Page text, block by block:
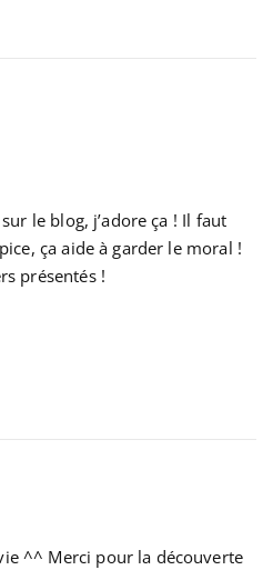
le blog, j’adore ça ! Il faut
ça aide à garder le moral !
présentés !
^^ Merci pour la découverte